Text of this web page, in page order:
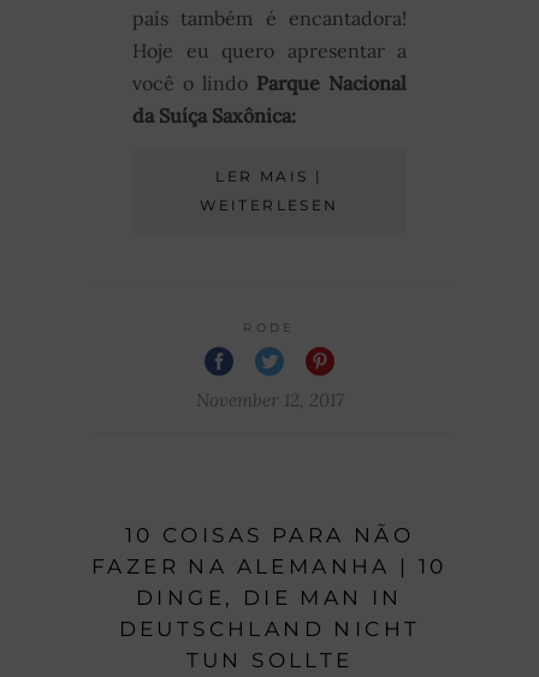
país também é encantadora!
Hoje eu quero apresentar a
você o lindo Parque Nacional
da Suíça Saxônica:
LER MAIS |
WEITERLESEN
RODE
November 12, 2017
10 COISAS PARA NÃO
FAZER NA ALEMANHA | 10
DINGE, DIE MAN IN
DEUTSCHLAND NICHT
TUN SOLLTE